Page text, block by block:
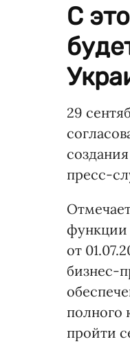
С
29
пресс-
функции
от
бизнес-
полного
пройти